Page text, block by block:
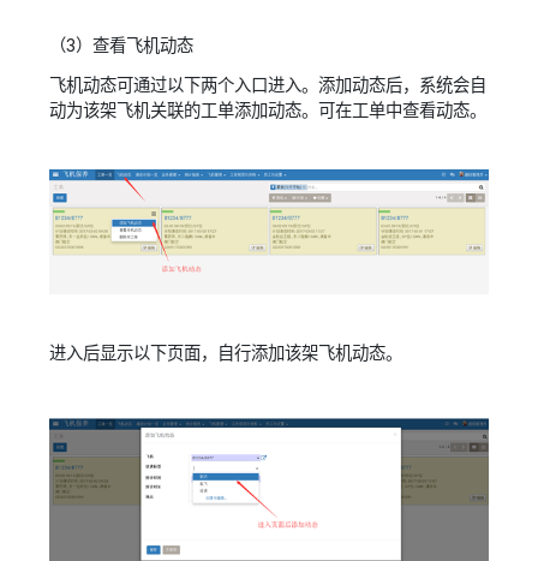
（3）查看飞机动态
飞机动态可通过以下两个入口进入。添加动态后，系统会自
动为该架飞机关联的工单添加动态。可在工单中查看动态。
进入后显示以下页面，自行添加该架飞机动态。